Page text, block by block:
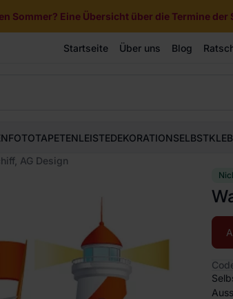
Sommer? Eine Übersicht über die Termine
Startseite Über uns Blog
FOTOTAPETENLEISTEDEKORATION
AG Design